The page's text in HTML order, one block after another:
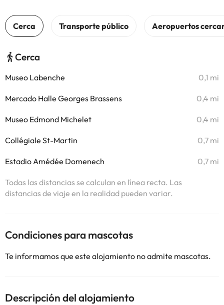
Cerca
Museo Labenche 0,1 mi
Mercado Halle Georges Brassens 0,4 mi
Museo Edmond Michelet 0,4 mi
Collégiale St-Martin 0,7 mi
Estadio Amédée Domenech 0,7 mi
Todas las distancias se calculan en línea recta. Las
distancias de viaje en la realidad pueden variar.
Condiciones para mascotas
Te informamos que este alojamiento no admite mascotas.
Descripción del alojamiento